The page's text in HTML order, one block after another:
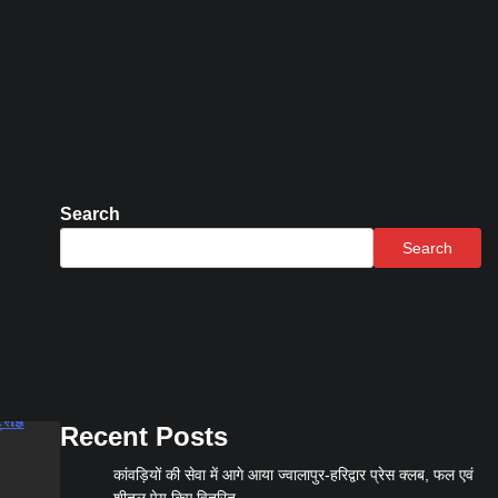
Search
Search
Recent Posts
कांवड़ियों की सेवा में आगे आया ज्वालापुर-हरिद्वार प्रेस क्लब, फल एवं